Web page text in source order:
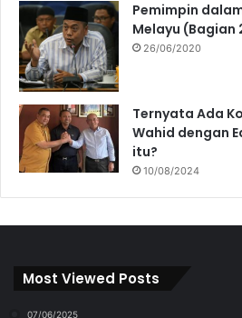
Pemimpin
Melayu (Bagian
26/06/2020
Ternyata Ada
Wahid dengan
itu?
10/08/2024
Most Viewed Posts
07/06/2025